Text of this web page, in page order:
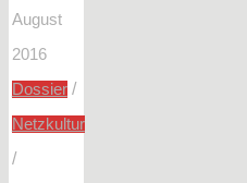
August
2016
Dossier/
Netzkultur
/